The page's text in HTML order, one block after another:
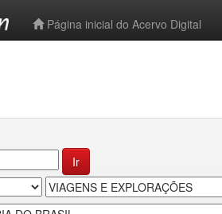
Página inicial do Acervo Digital